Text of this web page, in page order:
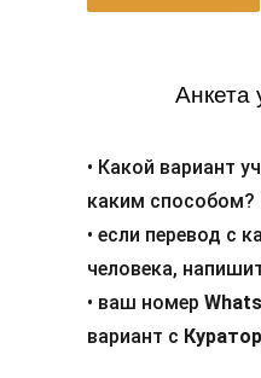
Анкета
• Какой вариант
каким способом?
• если перевод с
человека,
• ваш номер
вариант с